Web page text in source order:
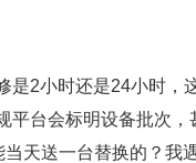
2小时还是24小时，
平台会标明设备批次
天送一台替换的？我